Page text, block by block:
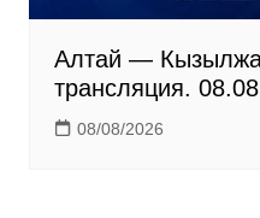
Алтай —
трансляция.
08/08/2026